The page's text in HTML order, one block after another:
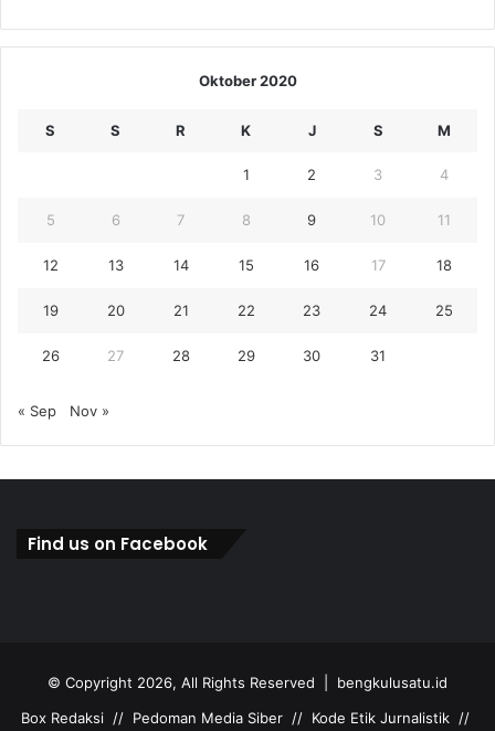
Oktober 2020
S S R K J S M
1 2 3 4
5 6 7 8 9 10 11
12 13 14 15 16 17 18
19 20 21 22 23 24 25
26 27 28 29 30 31
« Sep Nov »
Find us on Facebook
© Copyright 2026, All Rights Reserved | bengkulusatu.id
Box Redaksi // Pedoman Media Siber // Kode Etik Jurnalistik //